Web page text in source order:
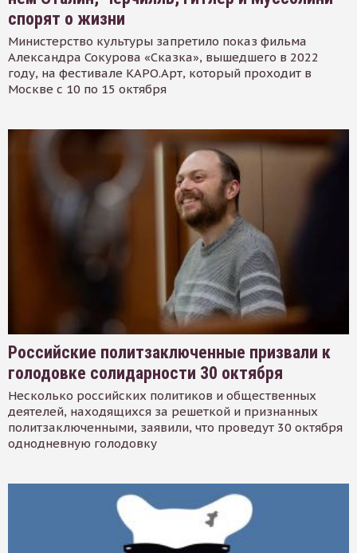
спорят о жизни
Министерство культуры запретило показ фильма
Александра Сокурова «Сказка», вышедшего в 2022
году, на фестивале КАРО.Арт, который проходит в
Москве с 10 по 15 октября
Российские политзаключенные призвали к
голодовке солидарности 30 октября
Несколько российских политиков и общественных
деятелей, находящихся за решеткой и признанных
политзаключенными, заявили, что проведут 30 октября
однодневную голодовку